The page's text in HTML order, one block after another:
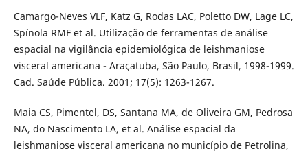
Camargo-Neves VLF, Katz G, Rodas LAC, Poletto DW, Lage LC,
Spínola RMF et al. Utilização de ferramentas de análise
espacial na vigilância epidemiológica de leishmaniose
visceral americana - Araçatuba, São Paulo, Brasil, 1998-1999.
Cad. Saúde Pública. 2001; 17(5): 1263-1267.
Maia CS, Pimentel, DS, Santana MA, de Oliveira GM, Pedrosa
NA, do Nascimento LA, et al. Análise espacial da
leishmaniose visceral americana no município de Petrolina,